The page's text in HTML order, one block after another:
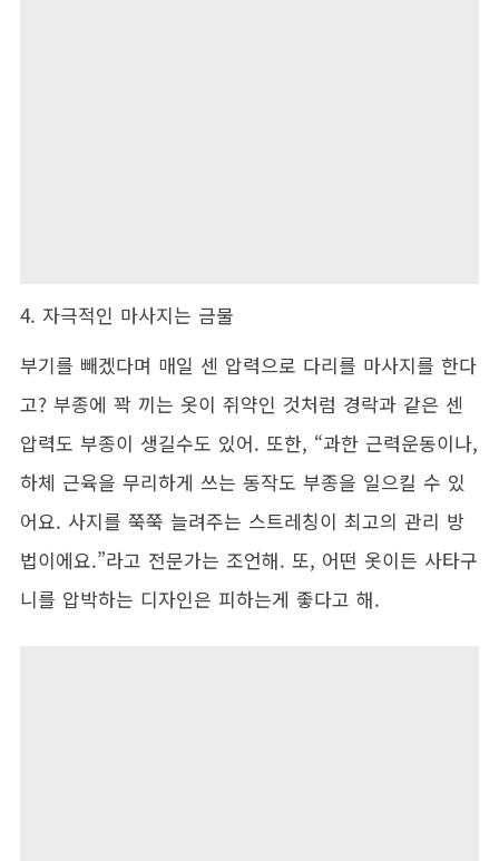
4. 자극적인 마사지는 금물
부기를 빼겠다며 매일 센 압력으로 다리를 마사지를 한다
고? 부종에 꽉 끼는 옷이 쥐약인 것처럼 경락과 같은 센
압력도 부종이 생길수도 있어. 또한, “과한 근력운동이나,
하체 근육을 무리하게 쓰는 동작도 부종을 일으킬 수 있
어요. 사지를 쭉쭉 늘려주는 스트레칭이 최고의 관리 방
법이에요.”라고 전문가는 조언해. 또, 어떤 옷이든 사타구
니를 압박하는 디자인은 피하는게 좋다고 해.